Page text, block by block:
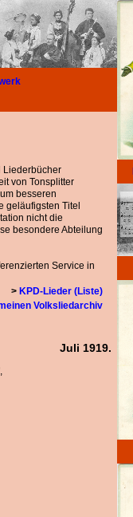
Liederbücher
von Tonsplitter
besseren
geläufigsten Titel
nicht die
besondere Abteilung
Service in
> KPD-Lieder (Liste)
Volksliedarchiv
Juli 1919.